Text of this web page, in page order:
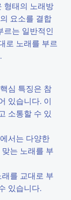
형태의 노래방
요소를 결합
르는 일반적인
로 노래를 부르
심 특징은 참
있습니다. 이
소통할 수 있
서는 다양한
는 노래를 부
를 교대로 부
있습니다.